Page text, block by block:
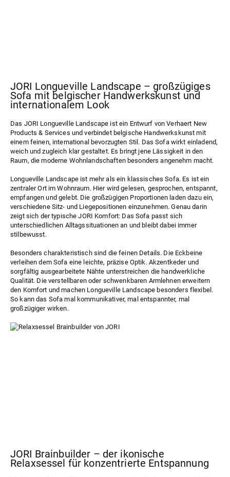
JORI Longueville Landscape – großzügiges
Sofa mit belgischer Handwerkskunst und
internationalem Look
Das JORI Longueville Landscape ist ein Entwurf von Verhaert New
Products & Services und verbindet belgische Handwerkskunst mit
einem feinen, international bevorzugten Stil. Das Sofa wirkt einladend,
weich und zugleich klar gestaltet. Es bringt jene Lässigkeit in den
Raum, die moderne Wohnlandschaften besonders angenehm macht.
Longueville Landscape ist mehr als ein klassisches Sofa. Es ist ein
zentraler Ort im Wohnraum. Hier wird gelesen, gesprochen, entspannt,
empfangen und gelebt. Die großzügigen Proportionen laden dazu ein,
verschiedene Sitz- und Liegepositionen einzunehmen. Genau darin
zeigt sich der typische JORI Komfort: Das Sofa passt sich
unterschiedlichen Alltagssituationen an und bleibt dabei immer
stilbewusst.
Besonders charakteristisch sind die feinen Details. Die Eckbeine
verleihen dem Sofa eine leichte, präzise Optik. Akzentkeder und
sorgfältig ausgearbeitete Nähte unterstreichen die handwerkliche
Qualität. Die verstellbaren oder schwenkbaren Armlehnen erweitern
den Komfort und machen Longueville Landscape besonders flexibel.
So kann das Sofa mal kommunikativer, mal entspannter, mal
großzügiger wirken.
JORI Brainbuilder – der ikonische
Relaxsessel für konzentrierte Entspannung